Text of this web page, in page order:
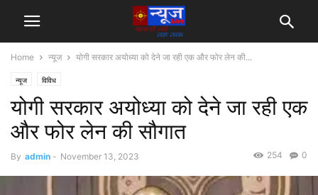
Home न्यूज योगी सरकार अयोध्या को देने जा रही एक और फोर लेन की...
न्यूज विविध
योगी सरकार अयोध्या को देने जा रही एक
और फोर लेन की सौगात
By admin - November 13, 2023 0
254